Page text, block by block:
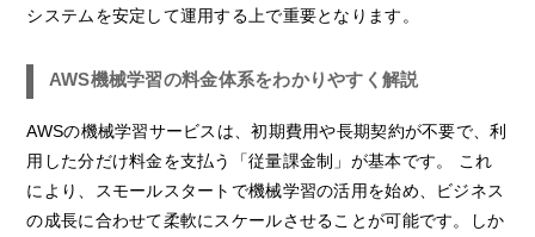
システムを安定して運用する上で重要となります。
AWS機械学習の料金体系をわかりやすく解説
AWSの機械学習サービスは、初期費用や長期契約が不要で、利
用した分だけ料金を支払う「従量課金制」が基本です。 これ
により、スモールスタートで機械学習の活用を始め、ビジネス
の成長に合わせて柔軟にスケールさせることが可能です。しか